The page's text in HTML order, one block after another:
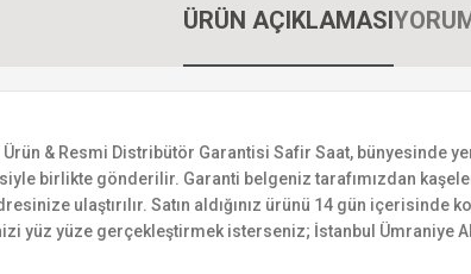
ÜRÜN AÇIKLAMASI
Ürün & Resmi Distribütör Garantisi Safir Saat, bünyesinde
birlikte gönderilir. Garanti belgeniz tarafımızdan
ulaştırılır. Satın aldığınız ürünü 14 gün
yüz yüze gerçekleştirmek isterseniz; İstanbul Ümraniye